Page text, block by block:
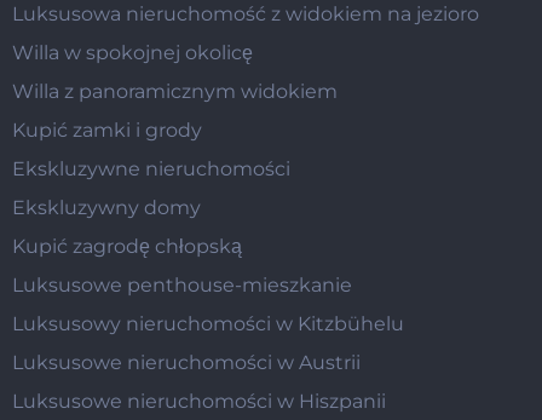
Luksusowa nieruchomość z widokiem na jezioro
Willa w spokojnej okolicę
Willa z panoramicznym widokiem
Kupić zamki i grody
Ekskluzywne nieruchomości
Ekskluzywny domy
Kupić zagrodę chłopską
Luksusowe penthouse-mieszkanie
Luksusowy nieruchomości w Kitzbühelu
Luksusowe nieruchomości w Austrii
Luksusowe nieruchomości w Hiszpanii